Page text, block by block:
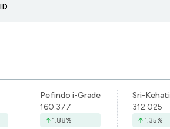
Pefindo i-Grade
160.377
1.88%
Sri-Kehati
312.025
1.35%